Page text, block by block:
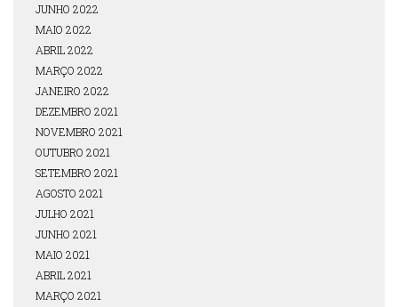
JUNHO 2022
MAIO 2022
ABRIL 2022
MARÇO 2022
JANEIRO 2022
DEZEMBRO 2021
NOVEMBRO 2021
OUTUBRO 2021
SETEMBRO 2021
AGOSTO 2021
JULHO 2021
JUNHO 2021
MAIO 2021
ABRIL 2021
MARÇO 2021